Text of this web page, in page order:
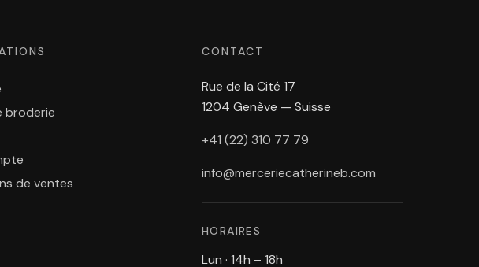
broderie
de ventes
CONTACT
Rue de la Cité 17
1204 Genève — Suisse
+41 (22) 310 77 79
info@merceriecatherineb.com
HORAIRES
Lun · 14h – 18h